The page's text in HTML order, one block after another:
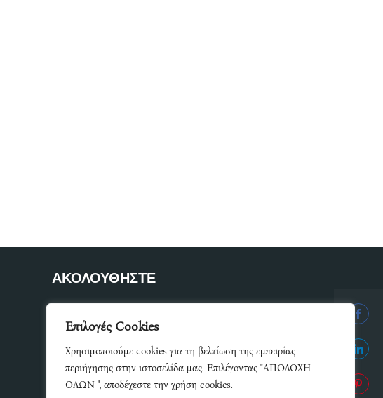
Επιλογές Cookies
Χρησιμοποιούμε cookies για τη βελτίωση της εμπειρίας
περιήγησης στην ιστοσελίδα μας. Επιλέγοντας "ΑΠΟΔΟΧΗ
ΟΛΩΝ ", αποδέχεστε την χρήση cookies.
ΑΚΟΛΟΥΘΗΣΤΕ
on
on